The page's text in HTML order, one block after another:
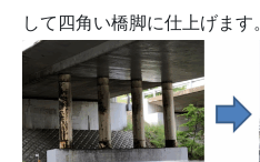
して四角い橋脚に仕上げます。